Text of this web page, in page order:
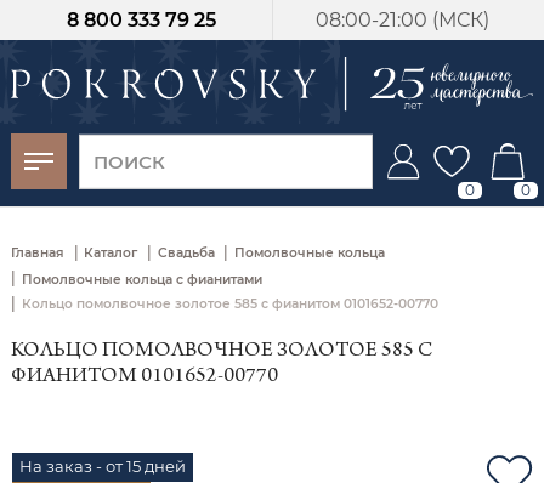
08:00-21:00 (МСК)
8 800 333 79 25
0 0
Главная | Каталог | Свадьба | Помолвочные кольца
Помолвочные кольца с фианитами
Кольцо помолвочное золотое 585 с фианитом 0101652-00770
КОЛЬЦО ПОМОЛВОЧНОЕ ЗОЛОТОЕ 585 С
ФИАНИТОМ 0101652-00770
На заказ - от 15 дней
-30%
от 15 дней с
момента оплаты